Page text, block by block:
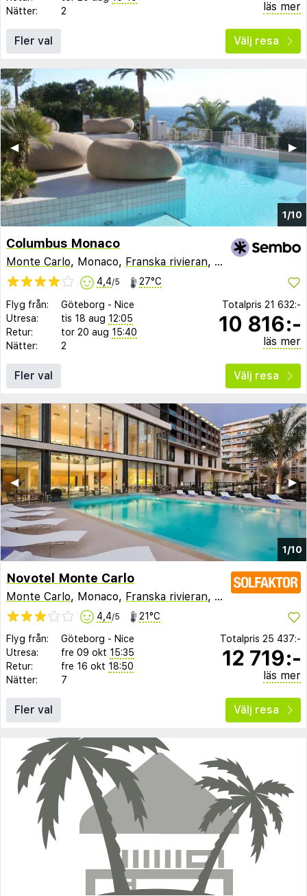
Nätter:
2 läs mer
Fler val Välj resa
1/10
▶︎
◀︎
Columbus Monaco
Monte Carlo, Monaco, Franska rivieran, Frankrike
4,4/5 27°C
Flyg från: Göteborg - Nice
Utresa:
tis 18 aug 12:05
Retur:
tor 20 aug 15:40
Nätter:
2
Totalpris 21 632:-
10 816:-
läs mer
Fler val Välj resa
1/10
▶︎
◀︎
Novotel Monte Carlo
Monte Carlo, Monaco, Franska rivieran, Frankrike
4,4/5 21°C
Flyg från: Göteborg - Nice
Utresa:
fre 09 okt 15:35
Retur:
fre 16 okt 18:50
Nätter:
7
Totalpris 25 437:-
12 719:-
läs mer
Fler val Välj resa